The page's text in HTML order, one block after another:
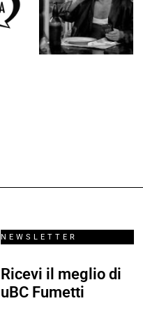
NEWSLETTER
Ricevi il meglio di
uBC Fumetti